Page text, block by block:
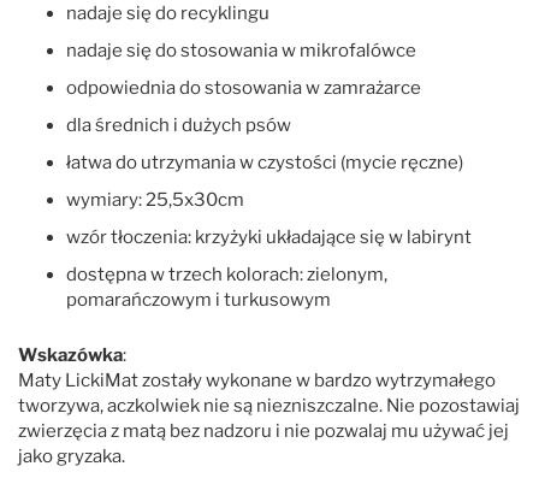
nadaje się do recyklingu
nadaje się do stosowania w mikrofalówce
odpowiednia do stosowania w zamrażarce
dla średnich i dużych psów
łatwa do utrzymania w czystości (mycie ręczne)
wymiary: 25,5x30cm
wzór tłoczenia: krzyżyki układające się w labirynt
dostępna w trzech kolorach: zielonym,
pomarańczowym i turkusowym
Wskazówka:
Maty LickiMat zostały wykonane w bardzo wytrzymałego
tworzywa, aczkolwiek nie są niezniszczalne. Nie pozostawiaj
zwierzęcia z matą bez nadzoru i nie pozwalaj mu używać jej
jako gryzaka.